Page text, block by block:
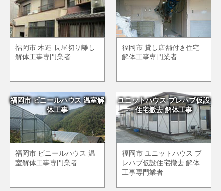
福岡市 木造 長屋切り離し
解体工事専門業者
福岡市 貸し店舗付き住宅
解体工事専門業者
福岡市 ビニールハウス 温室解
体工事
福岡市 ビニールハウス 温
室解体工事専門業者
ユニットハウス プレハブ仮設
住宅撤去 解体工事
福岡市 ユニットハウス プ
レハブ仮設住宅撤去 解体
工事専門業者